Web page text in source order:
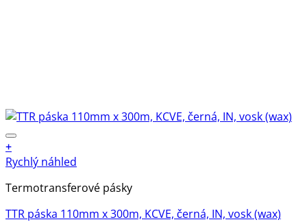
+
Rychlý náhled
Termotransferové pásky
TTR páska 110mm x 300m, KCVE, černá, IN, vosk (wax)